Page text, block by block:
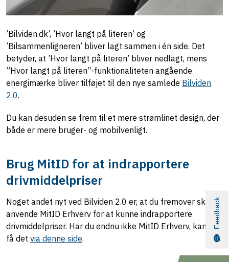
’Bilviden.dk’, ’Hvor langt på literen’ og
’Bilsammenligneren’ bliver lagt sammen i én side. Det
betyder, at ’Hvor langt på literen’ bliver nedlagt, mens
”Hvor langt på literen”-funktionaliteten angående
energimærke bliver tilføjet til den nye samlede Bilviden
2.0.
Du kan desuden se frem til et mere strømlinet design, der
både er mere bruger- og mobilvenligt.
Brug MitID for at indrapportere
drivmiddelpriser
Noget andet nyt ved Bilviden 2.0 er, at du fremover skal
anvende MitID Erhverv for at kunne indrapportere
drivmiddelpriser. Har du endnu ikke MitID Erhverv, kan du
få det via denne side.
Feedback